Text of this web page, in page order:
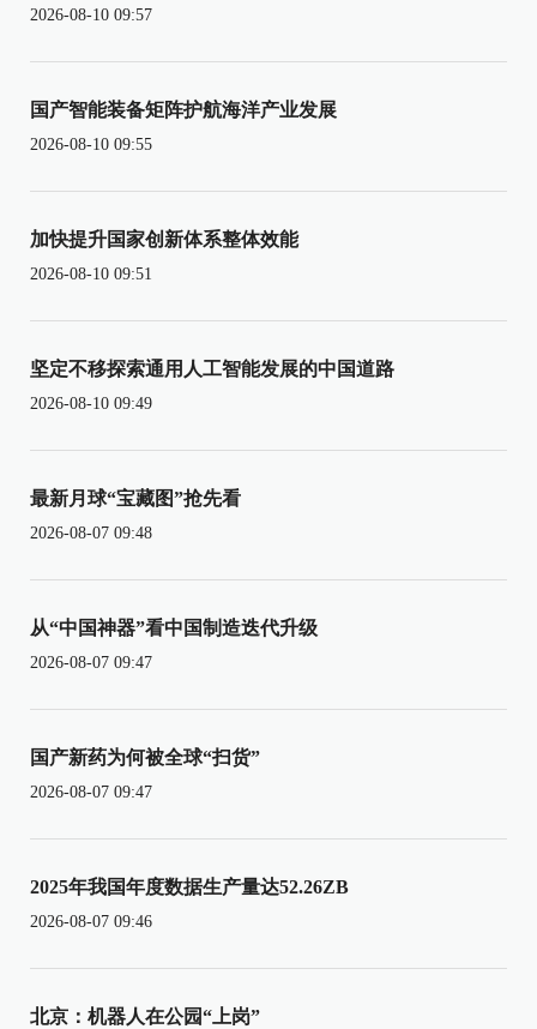
2026-08-10 09:57
国产智能装备矩阵护航海洋产业发展
2026-08-10 09:55
加快提升国家创新体系整体效能
2026-08-10 09:51
坚定不移探索通用人工智能发展的中国道路
2026-08-10 09:49
最新月球“宝藏图”抢先看
2026-08-07 09:48
从“中国神器”看中国制造迭代升级
2026-08-07 09:47
国产新药为何被全球“扫货”
2026-08-07 09:47
2025年我国年度数据生产量达52.26ZB
2026-08-07 09:46
北京：机器人在公园“上岗”